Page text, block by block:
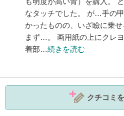
なタッチでした。 が…手の
かったものの、いざ瞼に乗
まず…。 画用紙の上にクレ
着部…続きを読む
クチコミ